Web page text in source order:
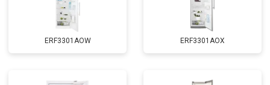
ERF3301AOW ERF3301AOX